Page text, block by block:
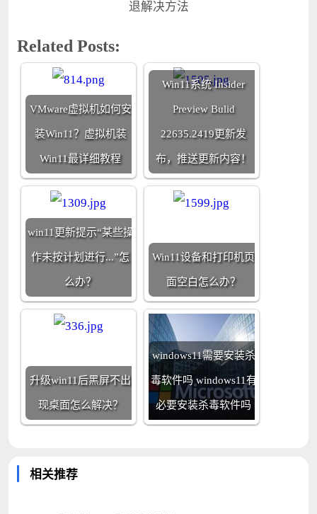
Related Posts:
VMware虚拟机如何安
装Win11？虚拟机装
Win11最详细教程
Win11系统 Insider
Preview Bulid
22635.2419更新发
布，推送更新内容！
win11更新提示“某些操
作未按计划进行...”怎
么办？
Win11设备和打印机页
面空白怎么办？
升级win11后黑屏不出
现桌面怎么解决？
windows11需要安装杀
毒软件吗 windows11有
必要安装杀毒软件吗
相关推荐